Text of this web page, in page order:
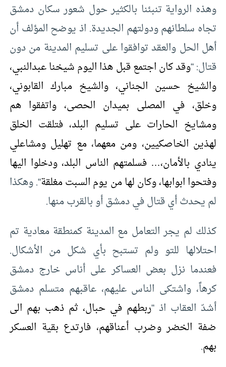
وهذه الرواية تنبئنا بالكثير حول شعور سكان دمشق
تجاه سلطانهم ودولتهم الجديدة. اذ يوضح المؤلف أن
أهل الحل والعقد توافقوا على تسليم المدينة من دون
قتال: “وقد كان اجتمع قبل هذا اليوم شيخنا عبدالنبي،
والشيخ حسين الجناني، والشيخ مبارك القابوني،
وخلق، في المصلى بميدان الحصى، واتفقوا هم
ومشايخ الحارات على تسليم البلد، فتلقت الخلق
لهذين الخاصكيين، ومن معهما، مع تهليل ومشاعلي
ينادي بالأمان،… فسلمتهم الناس البلد، ودخلوا اليها
وفتحوا ابوابها، وكان لها من يوم السبت مغلقة“. وهكذا
لم يحدث أي قتال في دمشق أو بالقرب منها.
كذلك لم يجر التعامل مع المدينة كمنطقة معادية تم
احتلالها للتو ولم تستبح بأي شكل من الأشكال.
فعندما نزل بعض العساكر على أناس خارج دمشق
كرهاً، واشتكى الناس عليهم، عاقبهم متسلم دمشق
أشدّ العقاب اذ “ربطهم في حبال، ثم ذهب بهم الى
ضفة الخضر وضرب أعناقهم، فارتدع بقية العسكر
بهم.